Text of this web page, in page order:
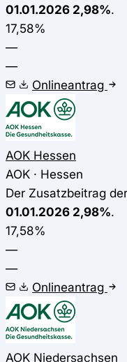
01.01.2026 2,98%.
17,58%
—
—
Onlineantrag
AOK Hessen
AOK · Hessen
Der Zusatzbeitrag
01.01.2026 2,98%.
17,58%
—
—
Onlineantrag
AOK Niedersachsen